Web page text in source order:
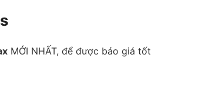
MỚI NHẤT, để được báo giá tốt